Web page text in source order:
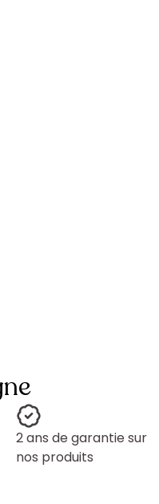
2 ans de garantie sur
nos produits